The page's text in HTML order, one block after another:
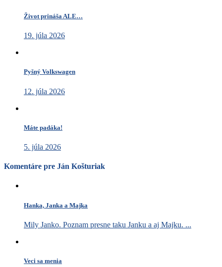
Život prináša ALE…
19. júla 2026
Pyšný Volkswagen
12. júla 2026
Máte padáka!
5. júla 2026
Komentáre pre Ján Košturiak
Hanka, Janka a Majka
Mily Janko. Poznam presne taku Janku a aj Majku. ...
Veci sa menia